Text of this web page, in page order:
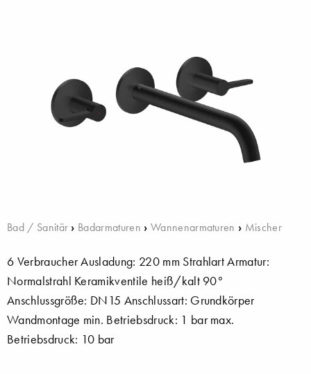
Bad / Sanitär › Badarmaturen › Wannenarmaturen › Mischer
6 Verbraucher Ausladung: 220 mm Strahlart Armatur:
Normalstrahl Keramikventile heiß/kalt 90°
Anschlussgröße: DN15 Anschlussart: Grundkörper
Wandmontage min. Betriebsdruck: 1 bar max.
Betriebsdruck: 10 bar